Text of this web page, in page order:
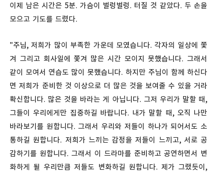
이제 남은 시간은 5분. 가슴이 벌렁벌렁. 터질 것 같았다. 두 손을
모으고 기도를 드렸다.
"주님, 저희가 많이 부족한 가운데 모였습니다. 각자의 일상에 쫓
겨 그리고 회사일에 쫓겨 많은 시간 모이지 못했습니다. 그래서
같이 모여서 연습도 많이 못했습니다. 하지만 주님이 함께 하신다
면 저희가 준비한 것 이상으로 더 많은 것을 보여줄 수 있을 거라
확신합니다. 많은 것을 바라는 게 아닙니다. 그저 우리가 말할 때,
그들이 우리에게만 집중하길 바랍니다. 내가 말할 때, 오직 나만
바라보기를 원합니다. 그래서 우리와 저들이 하나가 되어서도 소
통하길 원합니다. 저희가 느끼는 감정을 저들이 느끼고, 서로 공
감하기를 원합니다. 그래서 이 드라마를 준비하고 공연하면서 변
화하게 될 우리만큼 저들도 변화하길 원합니다. 제가 그랬듯이,